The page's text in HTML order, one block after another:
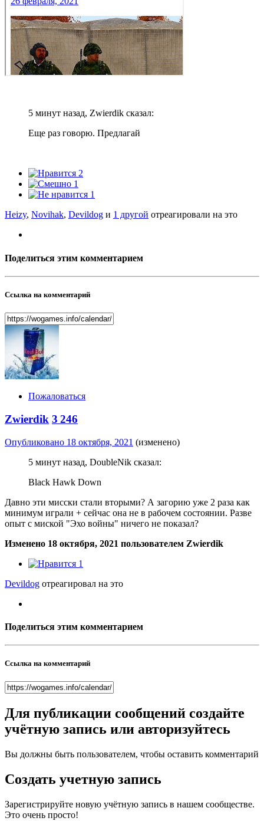
5 минут назад, Zwierdik сказал:
Еще раз говорю. Предлагай
2
1
1
Heizy, Novihak, Devildog и 1 другой отреагировали на это
Поделиться этим комментарием
Ссылка на комментарий
Пожаловаться
Zwierdik 3 246
Опубликовано 18 октября, 2021 (изменено)
5 минут назад, DoubleNik сказал:
Black Hawk Down
Давно эти мисски стали вторыми? А загорию уже 2 раза как
минимум играли + сейчас она не в рабочем состоянии. Разве
опыт с миской "Эхо войны" ничего не показал?
Изменено 18 октября, 2021 пользователем Zwierdik
1
Devildog отреагировал на это
Поделиться этим комментарием
Ссылка на комментарий
Для публикации сообщений создайте
учётную запись или авторизуйтесь
Вы должны быть пользователем, чтобы оставить комментарий
Создать учетную запись
Зарегистрируйте новую учётную запись в нашем сообществе.
Это очень просто!